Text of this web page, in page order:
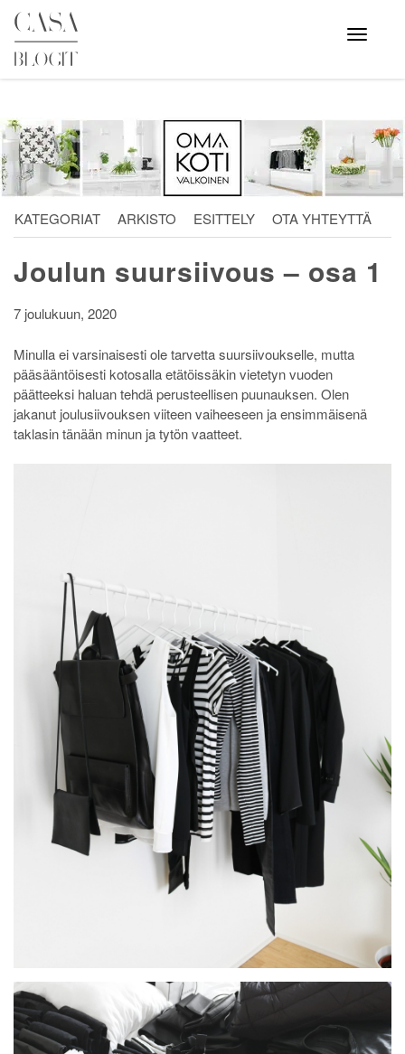
Skip
content
Avaa
valikko
KATEGORIAT ARKISTO ESITTELY OTA YHTEYTTÄ
Joulun suursiivous – osa 1
7 joulukuun, 2020
Minulla ei varsinaisesti ole tarvetta suursiivoukselle, mutta
pääsääntöisesti kotosalla etätöissäkin vietetyn vuoden
päätteeksi haluan tehdä perusteellisen puunauksen. Olen
jakanut joulusiivouksen viiteen vaiheeseen ja ensimmäisenä
taklasin tänään minun ja tytön vaatteet.